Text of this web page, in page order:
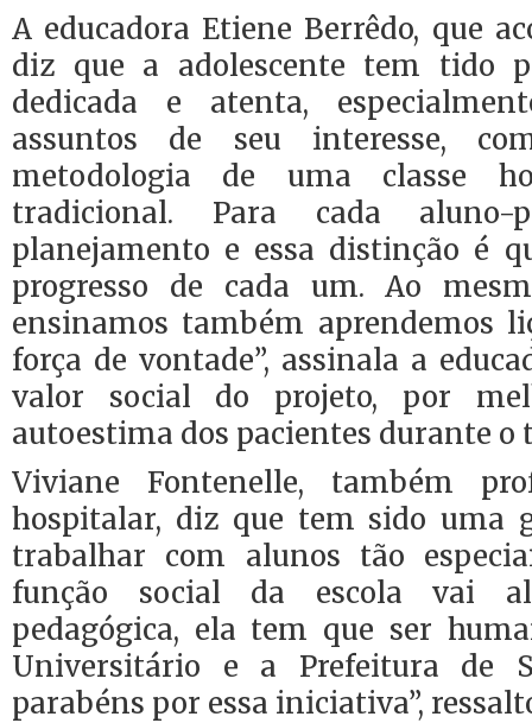
A educadora Etiene Berrêdo, que
diz que a adolescente tem tido
dedicada e atenta,
assuntos de seu interesse,
metodologia de uma classe
tradicional. Para cada
planejamento e essa distinção é
progresso de cada um. Ao
ensinamos também aprendemos
força de vontade”, assinala a
valor social do projeto, por
autoestima dos pacientes durante o
Viviane Fontenelle, também
hospitalar, diz que tem sido uma
trabalhar com alunos tão
função social da escola vai
pedagógica, ela tem que ser
Universitário e a Prefeitura de
parabéns por essa iniciativa”,